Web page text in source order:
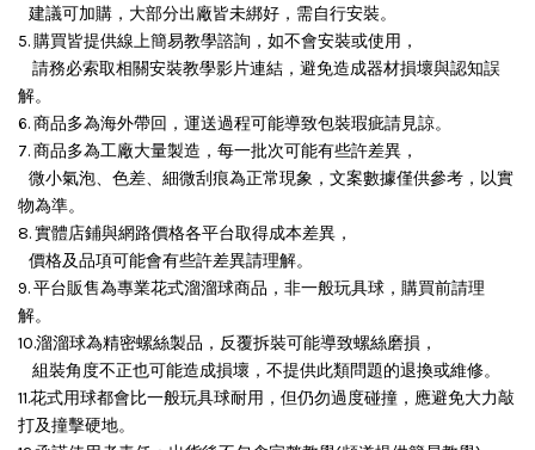
建議可加購，大部分出廠皆未綁好，需自行安裝。
5. 購買皆提供線上簡易教學諮詢，如不會安裝或使用，
請務必索取相關安裝教學影片連結，避免造成器材損壞與認知誤
解。
6. 商品多為海外帶回，運送過程可能導致包裝瑕疵請見諒。
7. 商品多為工廠大量製造，每一批次可能有些許差異，
微小氣泡、色差、細微刮痕為正常現象，文案數據僅供參考，以實
物為準。
8. 實體店鋪與網路價格各平台取得成本差異，
價格及品項可能會有些許差異請理解。
9. 平台販售為專業花式溜溜球商品，非一般玩具球，購買前請理
解。
10.溜溜球為精密螺絲製品，反覆拆裝可能導致螺絲磨損，
組裝角度不正也可能造成損壞， 不提供此類問題的退換或維修。
11.花式用球都會比一般玩具球耐用，但仍勿過度碰撞，應避免大力敲
打及撞擊硬地。